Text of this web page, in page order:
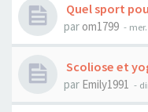
Quel sport
par om1799 -
Scoliose et
par Emily1991 -